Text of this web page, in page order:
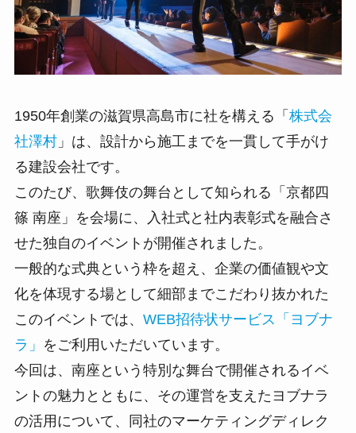
1950年創業の滋賀県高島市に社を構える「 株式会
社澤村」は、設計から施工までを一貫して手がけ
る建設会社です。
このたび、歌舞伎の舞台として知られる「京都四
篠 南座」を会場に、入社式と社内表彰式を融合さ
せた独自のイベントが開催されました。
一般的な式典という枠を超え、企業の価値観や文
化を体現する場として細部までこだわり抜かれた
このイベントでは、 WEB招待状サービス「ヨブナ
ラ」 をご利用いただいています。
今回は、南座という特別な舞台で開催されるイベ
ントの魅力とともに、その運営を支えたヨブナラ
の活用について、同社のマーケティングディレク